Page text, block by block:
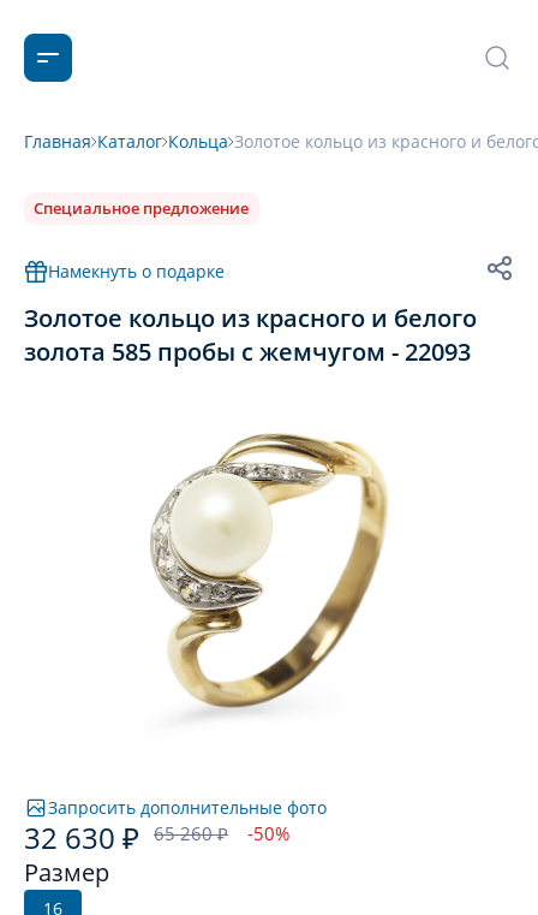
Главная Каталог Кольца Золотое кольцо из красного и
Специальное предложение
Намекнуть о подарке
Золотое кольцо из красного и белого
золота 585 пробы с жемчугом - 22093
Запросить дополнительные фото
32 630 ₽ 65 260 ₽ -50%
Размер
16